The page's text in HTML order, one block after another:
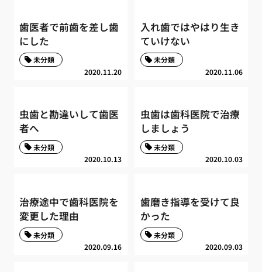
歯医者で前歯を差し歯
にした
2020.11.20
未分類
入れ歯ではやはり生き
ていけない
2020.11.06
未分類
虫歯と勘違いして歯医
者へ
2020.10.13
未分類
虫歯は歯科医院で治療
しましょう
2020.10.03
未分類
治療途中で歯科医院を
変更した理由
2020.09.16
未分類
歯磨き指導を受けて良
かった
2020.09.03
未分類